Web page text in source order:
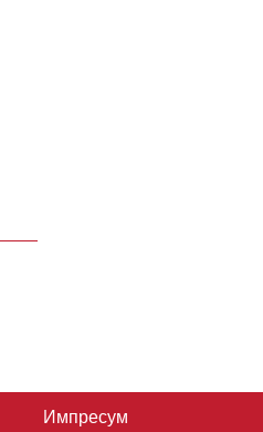
Импресум